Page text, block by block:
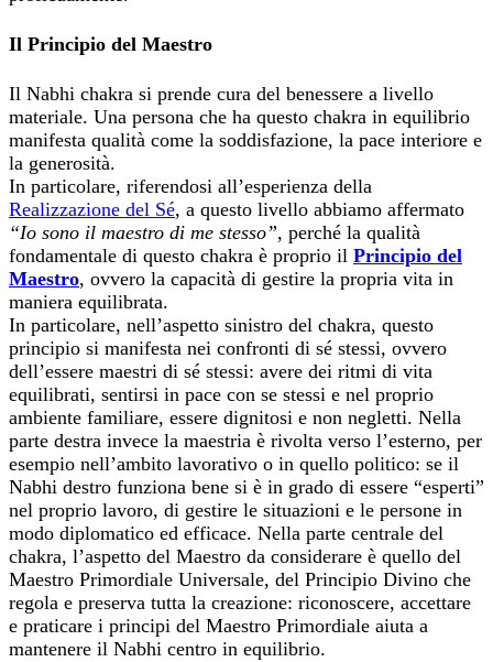
Il Principio del Maestro
Il Nabhi chakra si prende cura del benessere a livello
materiale. Una persona che ha questo chakra in equilibrio
manifesta qualità come la soddisfazione, la pace interiore e
la generosità.
In particolare, riferendosi all’esperienza della
Realizzazione del Sé, a questo livello abbiamo affermato
“Io sono il maestro di me stesso”, perché la qualità
fondamentale di questo chakra è proprio il Principio del
Maestro, ovvero la capacità di gestire la propria vita in
maniera equilibrata.
In particolare, nell’aspetto sinistro del chakra, questo
principio si manifesta nei confronti di sé stessi, ovvero
dell’essere maestri di sé stessi: avere dei ritmi di vita
equilibrati, sentirsi in pace con se stessi e nel proprio
ambiente familiare, essere dignitosi e non negletti. Nella
parte destra invece la maestria è rivolta verso l’esterno, per
esempio nell’ambito lavorativo o in quello politico: se il
Nabhi destro funziona bene si è in grado di essere “esperti”
nel proprio lavoro, di gestire le situazioni e le persone in
modo diplomatico ed efficace. Nella parte centrale del
chakra, l’aspetto del Maestro da considerare è quello del
Maestro Primordiale Universale, del Principio Divino che
regola e preserva tutta la creazione: riconoscere, accettare
e praticare i principi del Maestro Primordiale aiuta a
mantenere il Nabhi centro in equilibrio.